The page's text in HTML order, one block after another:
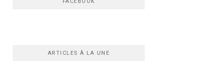
ARTICLES À LA UNE